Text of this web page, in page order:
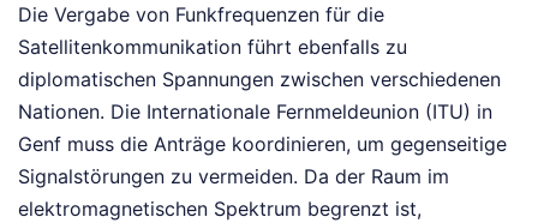
Die Vergabe von Funkfrequenzen für die
Satellitenkommunikation führt ebenfalls zu
diplomatischen Spannungen zwischen verschiedenen
Nationen. Die Internationale Fernmeldeunion (ITU) in
Genf muss die Anträge koordinieren, um gegenseitige
Signalstörungen zu vermeiden. Da der Raum im
elektromagnetischen Spektrum begrenzt ist,